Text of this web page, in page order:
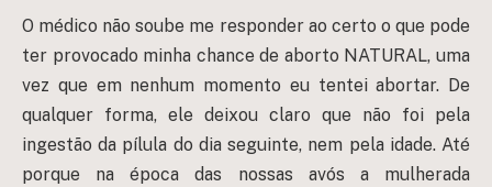
O médico não soube me responder ao certo o que pode
ter provocado minha chance de aborto NATURAL, uma
vez que em nenhum momento eu tentei abortar. De
qualquer forma, ele deixou claro que não foi pela
ingestão da pílula do dia seguinte, nem pela idade. Até
porque na época das nossas avós a mulherada